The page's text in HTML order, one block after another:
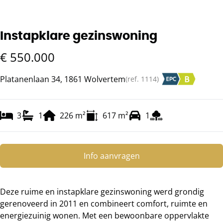
Instapklare gezinswoning
€ 550.000
Platanenlaan 34, 1861 Wolvertem(ref. 1114)
3 1 226 m² 617 m² 1
Info aanvragen
Deze ruime en instapklare gezinswoning werd grondig
gerenoveerd in 2011 en combineert comfort, ruimte en
energiezuinig wonen. Met een bewoonbare oppervlakte